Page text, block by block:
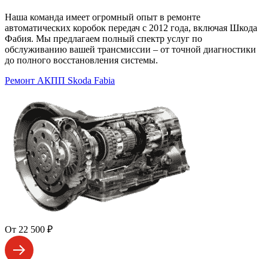
Наша команда имеет огромный опыт в ремонте
автоматических коробок передач с 2012 года, включая Шкода
Фабия. Мы предлагаем полный спектр услуг по
обслуживанию вашей трансмиссии – от точной диагностики
до полного восстановления системы.
Ремонт АКПП Skoda Fabia
От 22 500 ₽